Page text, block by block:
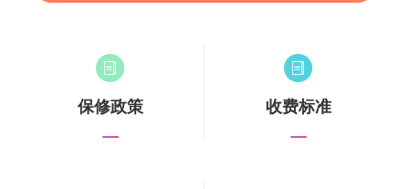
保修政策 收费标准